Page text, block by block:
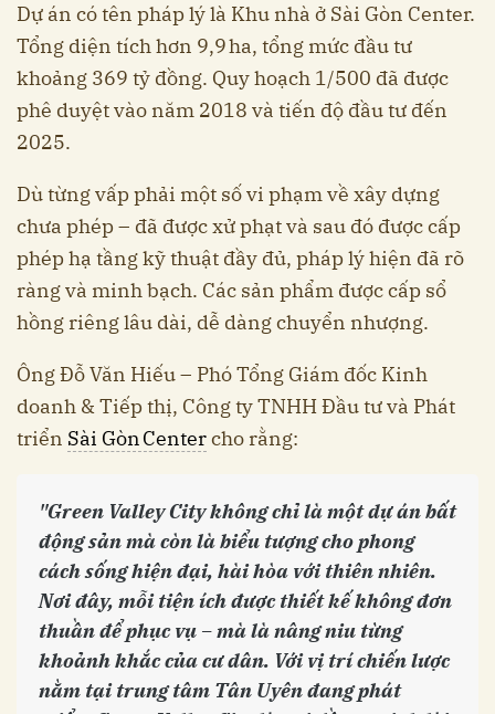
Dự án có tên pháp lý là Khu nhà ở Sài Gòn Center.
Tổng diện tích hơn 9,9 ha, tổng mức đầu tư
khoảng 369 tỷ đồng. Quy hoạch 1/500 đã được
phê duyệt vào năm 2018 và tiến độ đầu tư đến
2025.
Dù từng vấp phải một số vi phạm về xây dựng
chưa phép – đã được xử phạt và sau đó được cấp
phép hạ tầng kỹ thuật đầy đủ, pháp lý hiện đã rõ
ràng và minh bạch. Các sản phẩm được cấp sổ
hồng riêng lâu dài, dễ dàng chuyển nhượng.
Ông Đỗ Văn Hiếu – Phó Tổng Giám đốc Kinh
doanh & Tiếp thị, Công ty TNHH Đầu tư và Phát
triển Sài Gòn Centercho rằng:
"Green Valley City không chỉ là một dự án bất
động sản mà còn là biểu tượng cho phong
cách sống hiện đại, hài hòa với thiên nhiên.
Nơi đây, mỗi tiện ích được thiết kế không đơn
thuần để phục vụ – mà là nâng niu từng
khoảnh khắc của cư dân. Với vị trí chiến lược
nằm tại trung tâm Tân Uyên đang phát